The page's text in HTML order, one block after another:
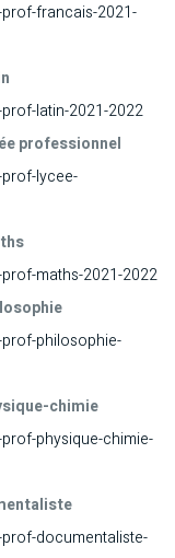
francais-2021-
latin-2021-2022
professionnel
lycee-
maths-2021-2022
philosophie-
chimie
physique-chimie-
documentaliste-